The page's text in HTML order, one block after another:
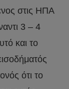
στις ΗΠΑ
3 – 4
και το
ότι το